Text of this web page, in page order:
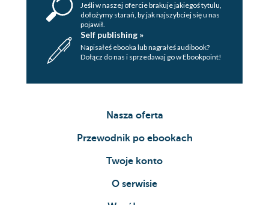
Jeśli w naszej ofercie brakuje jakiegoś tytulu,
dołożymy starań, by jak najszybciej się u nas
pojawił.
Self publishing »
Napisałeś ebooka lub nagrałeś audibook?
Dołącz do nas i sprzedawaj go w Ebookpoint!
Nasza oferta
Przewodnik po ebookach
Twoje konto
O serwisie